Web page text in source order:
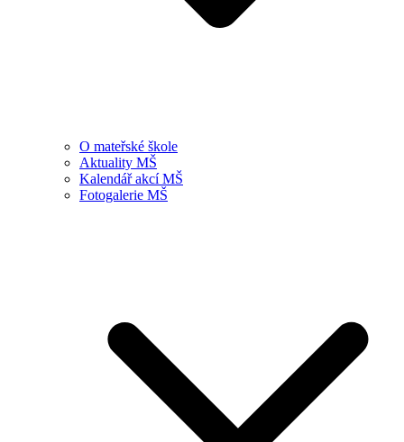
O mateřské škole
Aktuality MŠ
Kalendář akcí MŠ
Fotogalerie MŠ